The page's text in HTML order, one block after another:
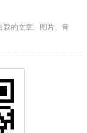
载的文章、图片、音